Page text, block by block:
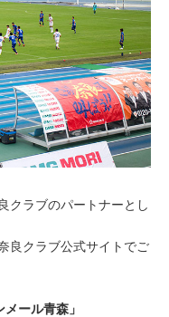
クラブのパートナーとし
良クラブ公式サイトでご
ール青森」